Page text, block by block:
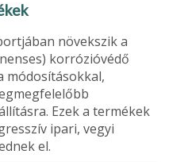
növekszik a
korrózióvédő
módosítá­sokkal,
Ezek a termékek
ipari, ve­gyi
el.